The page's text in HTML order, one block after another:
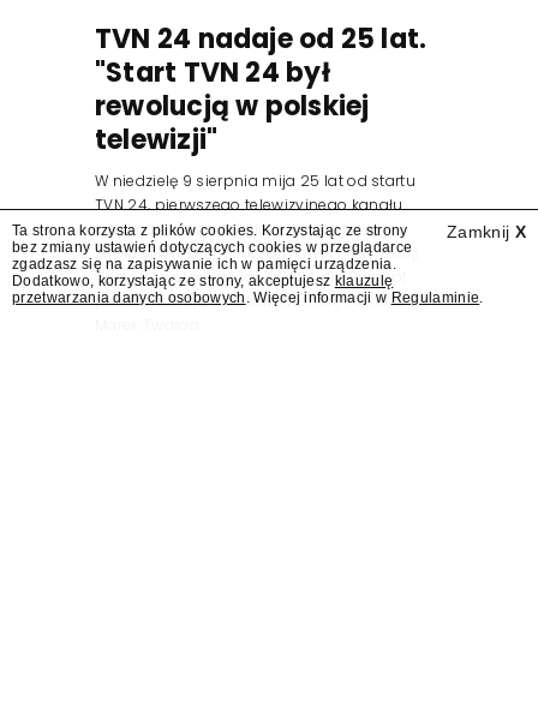
TVN 24 nadaje od 25 lat.
"Start TVN 24 był
rewolucją w polskiej
telewizji"
W niedzielę 9 sierpnia mija 25 lat od startu
TVN 24, pierwszego telewizyjnego kanału
informacyjnego w Polsce. Na ten dzień
zaplanowano finał urodzinowej trasy stacji
"Jesteśmy stąd". 25 lat TVN 24 dla Press.pl
podsumowują Jarosław Kuźniar, Tomasz Lis i
Zamknij X
Ta strona korzysta z plików cookies. Korzystając ze strony
bez zmiany ustawień dotyczących cookies w przeglądarce
zgadzasz się na zapisywanie ich w pamięci urządzenia.
Dodatkowo, korzystając ze strony, akceptujesz klauzulę
przetwarzania danych osobowych . Więcej informacji w Regulaminie.